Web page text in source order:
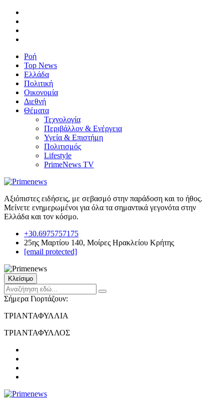
Ροή
Top News
Ελλάδα
Πολιτική
Οικονομία
Διεθνή
Θέματα
Τεχνολογία
Περιβάλλον & Ενέργεια
Υγεία & Επιστήμη
Πολιτισμός
Lifestyle
PrimeNews TV
Αξιόπιστες ειδήσεις, με σεβασμό στην παράδοση και το ήθος.
Μείνετε ενημερωμένοι για όλα τα σημαντικά γεγονότα στην
Ελλάδα και τον κόσμο.
+30.6975757175
25ης Μαρτίου 140, Μοίρες Ηρακλείου Κρήτης
[email protected]
Κλείσιμο
Σήμερα Γιορτάζουν:
ΤΡΙΑΝΤΑΦΥΛΛΙΑ
ΤΡΙΑΝΤΑΦΥΛΛΟΣ